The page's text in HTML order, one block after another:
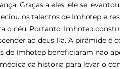
Graças a eles, ele se
os talentos de Imhotep e
o céu. Portanto, Imhotep
ao deus Ra. A pirâmide
de Imhotep beneficiaram não
da história para levar o